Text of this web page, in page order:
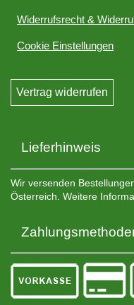
Widerrufsrecht &
Cookie Einstellungen
Vertrag widerrufen
Lieferhinweis
Wir versenden
Österreich. Weitere